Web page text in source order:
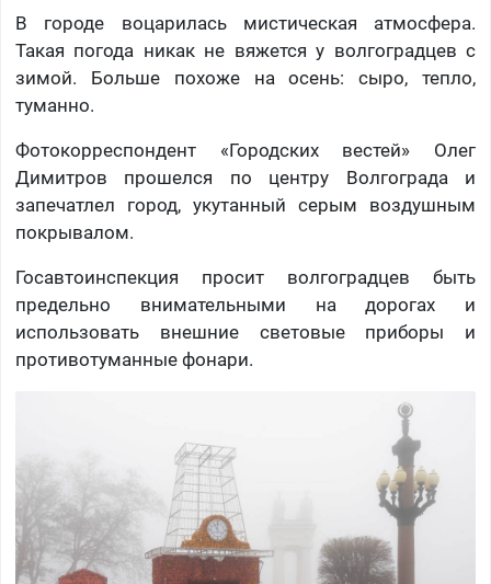
В городе воцарилась мистическая атмосфера.
Такая погода никак не вяжется у волгоградцев с
зимой. Больше похоже на осень: сыро, тепло,
туманно.
Фотокорреспондент «Городских вестей» Олег
Димитров прошелся по центру Волгограда и
запечатлел город, укутанный серым воздушным
покрывалом.
Госавтоинспекция просит волгоградцев быть
предельно внимательными на дорогах и
использовать внешние световые приборы и
противотуманные фонари.